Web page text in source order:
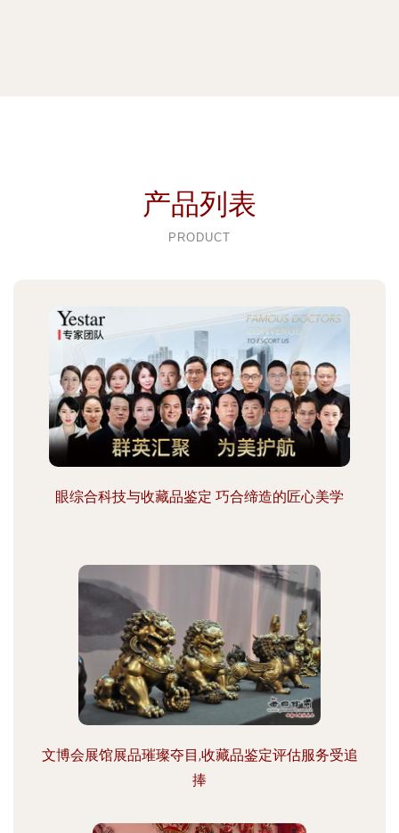
产品列表
PRODUCT
眼综合科技与收藏品鉴定 巧合缔造的匠心美学
文博会展馆展品璀璨夺目,收藏品鉴定评估服务受追
捧